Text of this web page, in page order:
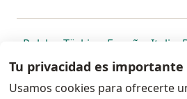
Polska se abre en una nueva
Türkiye se abre en una
España se
Italia
Portugal
se abre en una
México se abre en
Chile seBrasil
Tu privacidad es importante
Usamos cookies para ofrecerte